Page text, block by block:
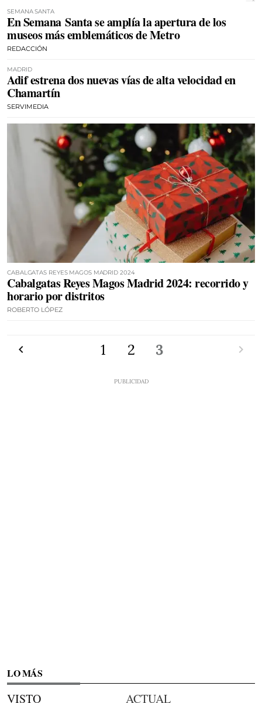
SEMANA SANTA
En Semana Santa se amplía la apertura de los
museos más emblemáticos de Metro
REDACCIÓN
MADRID
Adif estrena dos nuevas vías de alta velocidad en
Chamartín
SERVIMEDIA
CABALGATAS REYES MAGOS MADRID 2024
Cabalgatas Reyes Magos Madrid 2024: recorrido y
horario por distritos
ROBERTO LÓPEZ
1 2 3
LO MÁS
VISTO ACTUAL